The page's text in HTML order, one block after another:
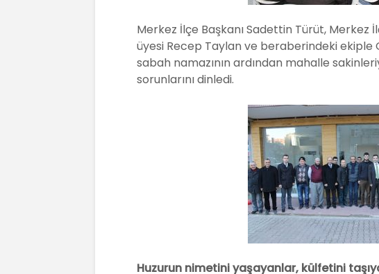
Merkez İlçe Başkanı Sadettin Türüt, Merkez
üyesi Recep Taylan ve beraberindeki ekiple
sabah namazının ardından mahalle
sorunlarını dinledi.
Huzurun nimetini yaşayanlar, külfetini